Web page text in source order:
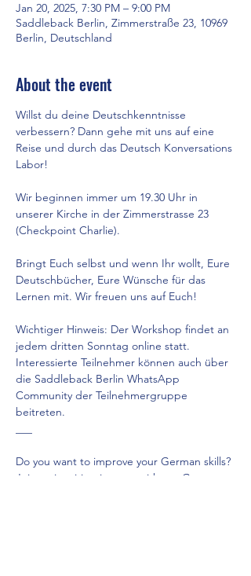
Jan 20, 2025, 7:30 PM – 9:00 PM
Saddleback Berlin, Zimmerstraße 23, 10969
Berlin, Deutschland
About the event
Willst du deine Deutschkenntnisse
verbessern? Dann gehe mit uns auf eine
Reise und durch das Deutsch Konversations
Labor!
Wir beginnen immer um 19.30 Uhr in
unserer Kirche in der Zimmerstrasse 23
(Checkpoint Charlie).
Bringt Euch selbst und wenn Ihr wollt, Eure
Deutschbücher, Eure Wünsche für das
Lernen mit. Wir freuen uns auf Euch!
Wichtiger Hinweis: Der Workshop findet an
jedem dritten Sonntag online statt.
Interessierte Teilnehmer können auch über
die Saddleback Berlin WhatsApp
Community der Teilnehmergruppe
beitreten.
Do you want to improve your German skills?
Join an inspiring journey with our German